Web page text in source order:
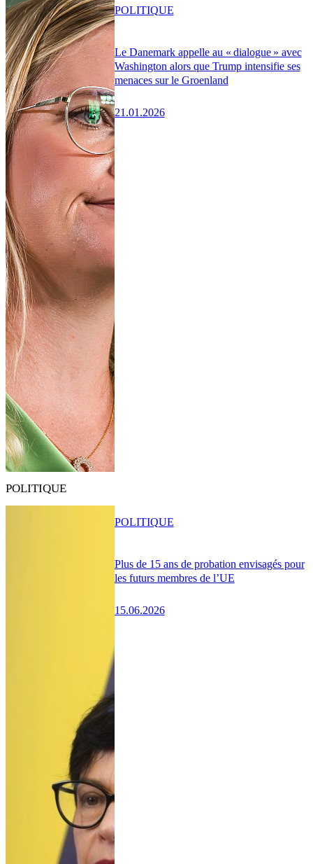
Le Danemark appelle au « dialogue » avec
Washington alors que Trump intensifie ses
menaces sur le Groenland
21.01.2026
POLITIQUE
POLITIQUE
Plus de 15 ans de probation envisagés pour
les futurs membres de l’UE
15.06.2026
POLITIQUE